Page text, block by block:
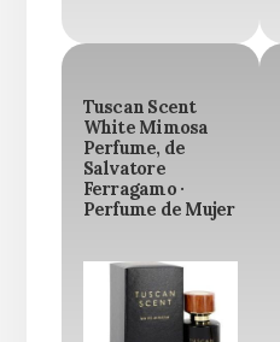
Tuscan Scent
White Mimosa
Perfume, de
Salvatore
Ferragamo ·
Perfume de Mujer